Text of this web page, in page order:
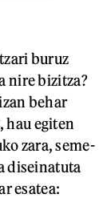
buruz
nire bizitza?
behar
hau egiten
zara, seme-
diseinatuta
esatea: